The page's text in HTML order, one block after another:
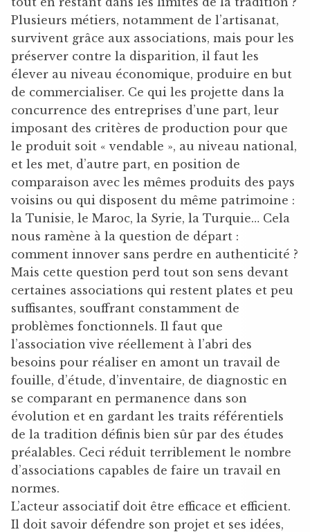
Plusieurs métiers, notamment de l’artisanat,
survivent grâce aux associations, mais pour les
préserver contre la disparition, il faut les
élever au niveau économique, produire en but
de commercialiser. Ce qui les projette dans la
concurrence des entreprises d’une part, leur
imposant des critères de production pour que
le produit soit « vendable », au niveau national,
et les met, d’autre part, en position de
comparaison avec les mêmes produits des pays
voisins ou qui disposent du même patrimoine :
la Tunisie, le Maroc, la Syrie, la Turquie… Cela
nous ramène à la question de départ :
comment innover sans perdre en authenticité ?
Mais cette question perd tout son sens devant
certaines associations qui restent plates et peu
suffisantes, souffrant constamment de
problèmes fonctionnels. Il faut que
l’association vive réellement à l’abri des
besoins pour réaliser en amont un travail de
fouille, d’étude, d’inventaire, de diagnostic en
se comparant en permanence dans son
évolution et en gardant les traits référentiels
de la tradition définis bien sûr par des études
préalables. Ceci réduit terriblement le nombre
d’associations capables de faire un travail en
normes.
L’acteur associatif doit être efficace et efficient.
Il doit savoir défendre son projet et ses idées,